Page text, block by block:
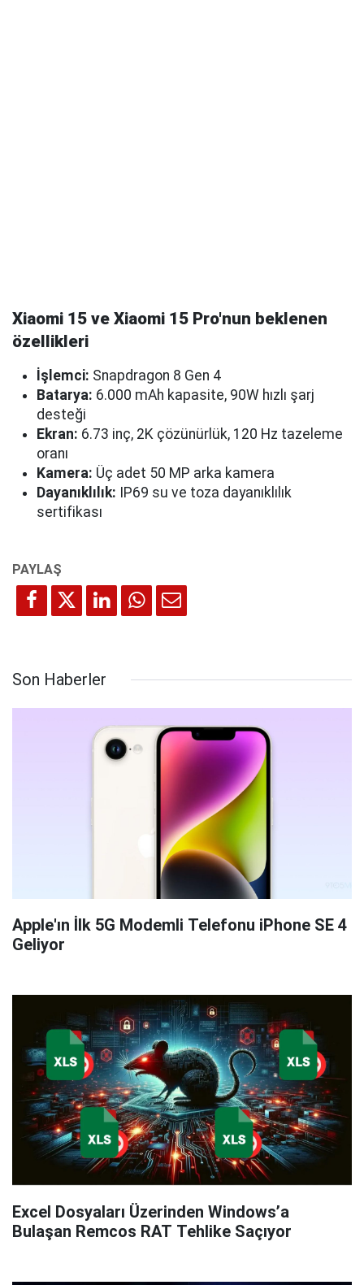
Xiaomi 15 ve Xiaomi 15 Pro'nun beklenen
özellikleri
İşlemci: Snapdragon 8 Gen 4
Batarya: 6.000 mAh kapasite, 90W hızlı şarj
desteği
Ekran: 6.73 inç, 2K çözünürlük, 120 Hz tazeleme
oranı
Kamera: Üç adet 50 MP arka kamera
Dayanıklılık: IP69 su ve toza dayanıklılık
sertifikası
Son Haberler
Apple'ın İlk 5G Modemli Telefonu iPhone SE 4
Geliyor
Excel Dosyaları Üzerinden Windows’a
Bulaşan Remcos RAT Tehlike Saçıyor